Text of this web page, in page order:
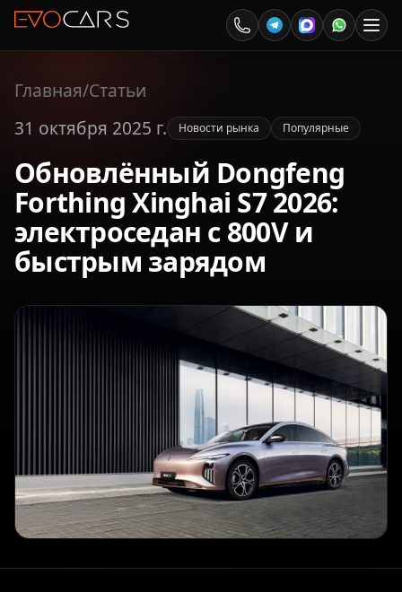
Главная/Статьи
31 октября 2025 г.
Новости рынка Популярные
Обновлённый Dongfeng
Forthing Xinghai S7 2026:
электроседан с 800V и
быстрым зарядом